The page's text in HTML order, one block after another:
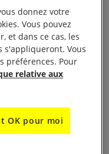
Tchétchénie,
en Ukraine :
guerre en
en répétant
conflit à l’autre.
donnez votre
Vous pouvez
et dans ce cas, les
s'appliqueront. Vous
préférences. Pour
relative aux
OK pour moi